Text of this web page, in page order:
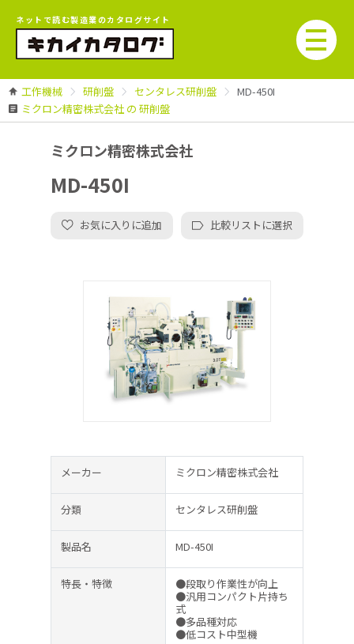
ネットで読む製造業のカタログサイト
工作機械 研削盤 センタレス研削盤
MD-450I
ミクロン精密株式会社 の 研削盤
ミクロン精密株式会社
MD-450I
お気に入りに追加 比較リストに選択
メーカー ミクロン精密株式会社
分類 センタレス研削盤
製品名 MD-450I
特長・特徴
●段取り作業性が向上
●汎用コンパクト片持ち
式
●多品種対応
●低コスト中型機